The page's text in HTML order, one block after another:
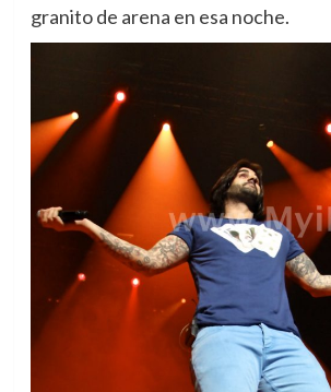
granito de arena en esa noche.